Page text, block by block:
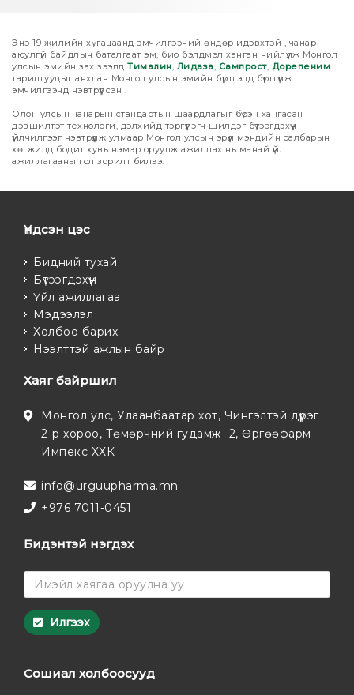
Энэ 19 жилийн хугацаанд эмчилгээний өндөр идэвхтэй , чанар
аюулгүй байдлын баталгаат эм, био бэлдмэл ханган нийлүүлж Монгол
улсын эмийн зах зээлд Тималин, Лидаза, Сампрост, Дорепеним
тарилгуудыг анхлан Монгол улсын эмийн бүртгэлд бүртгүүлж
эмчилгээнд нэвтрүүлсэн .
Олон улсын чанарын стандартын шаардлагыг бүрэн хангасан
дэвшилтэт технологи, дэлхийд тэргүүлэгч шилдэг бүтээгдэхүүн
үйлчилгээг нэвтрүүлж улмаар Монгол улсын эрүүл мэндийн салбарын
хөгжилд бодит хувь нэмэр оруулж ажиллах нь манай үйл
ажиллагааны гол зорилт билээ.
Үндсэн цэс
Бидний тухай
Бүтээгдэхүүн
Үйл ажиллагаа
Мэдээлэл
Холбоо барих
Нээлттэй ажлын байр
Хаяг байршил
Монгол улс, Улаанбаатар хот, Чингэлтэй дүүрэг
2-р хороо, Төмөрчний гудамж -2, Өргөөфарм
Импекс ХХК
info@urguupharma.mn
+976 7011-0451
Бидэнтэй нэгдэх
Илгээх
Сошиал холбоосууд